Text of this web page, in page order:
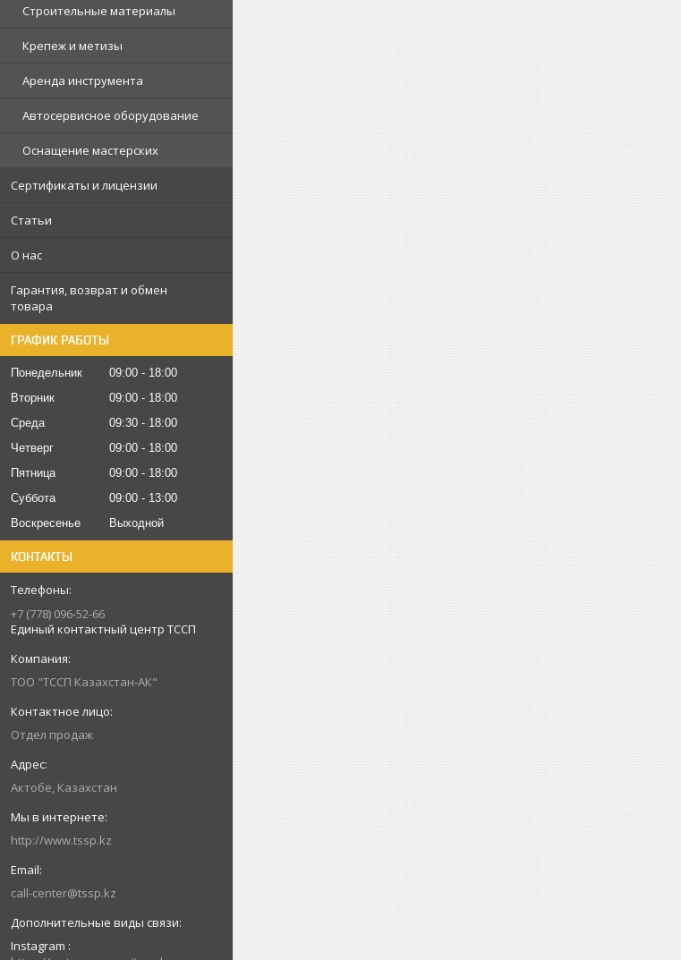
Строительные материалы
Крепеж и метизы
Аренда инструмента
Автосервисное оборудование
Оснащение мастерских
Сертификаты и лицензии
Статьи
О нас
Гарантия, возврат и обмен
товара
ГРАФИК РАБОТЫ
Понедельник 09:00
18:00
Вторник
09:00
18:00
Среда
09:30
18:00
Четверг
09:00
18:00
Пятница
09:00
18:00
Суббота
09:00
13:00
Воскресенье
Выходной
КОНТАКТЫ
+7 (778) 096-52-66
Единый контактный центр ТССП
ТОО "ТССП Казахстан-АК"
Отдел продаж
Актобе, Казахстан
http://www.tssp.kz
call-center@tssp.kz
Instagram